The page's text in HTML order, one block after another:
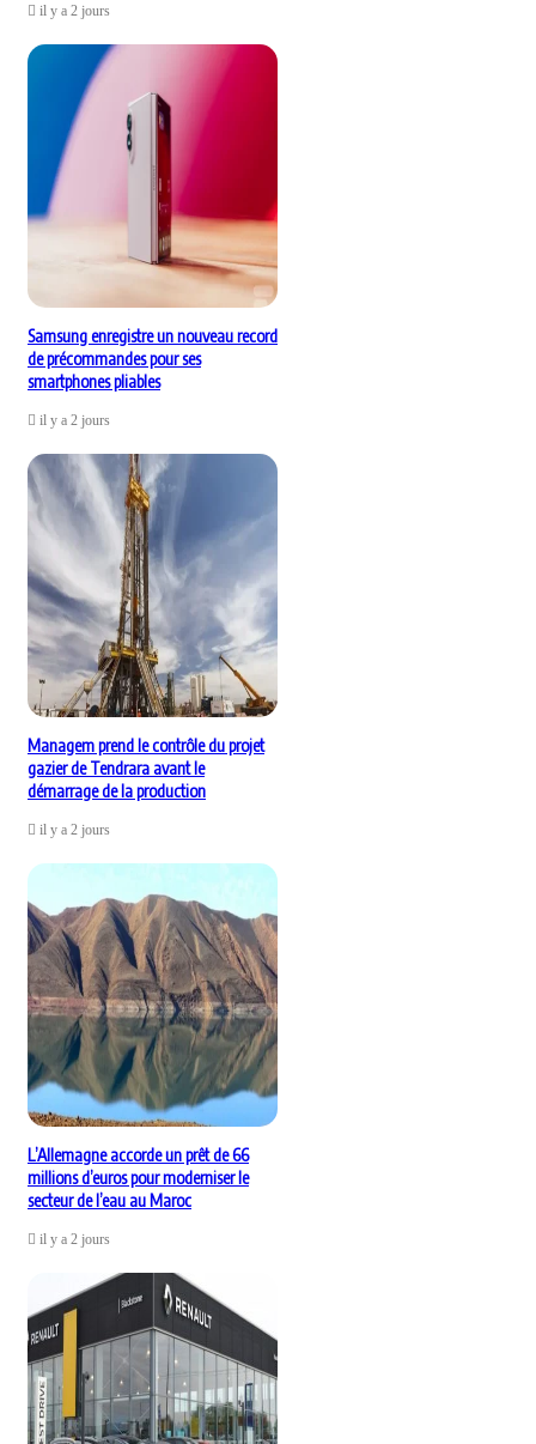
il y a 2 jours
Samsung enregistre un nouveau record
de précommandes pour ses
smartphones pliables
il y a 2 jours
Managem prend le contrôle du projet
gazier de Tendrara avant le
démarrage de la production
il y a 2 jours
L’Allemagne accorde un prêt de 66
millions d’euros pour moderniser le
secteur de l’eau au Maroc
il y a 2 jours